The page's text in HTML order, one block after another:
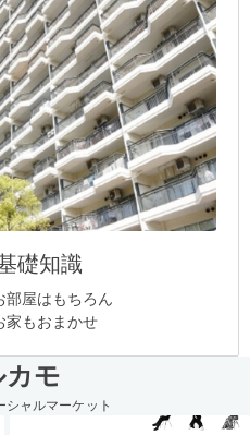
礎知識
部屋はもちろん
家もおまかせ
カモ
シャルマーケット